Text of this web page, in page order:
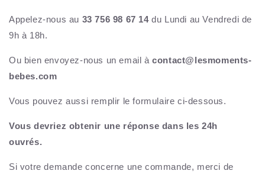
Appelez-nous au 33 756 98 67 14du Lundi au Vendredi de
9h à 18h.
Ou bien envoyez-nous un email à contact@lesmoments-
bebes.com
Vous pouvez aussi remplir le formulaire ci-dessous.
Vous devriez obtenir une réponse dans les 24h
ouvrés.
Si votre demande concerne une commande, merci de